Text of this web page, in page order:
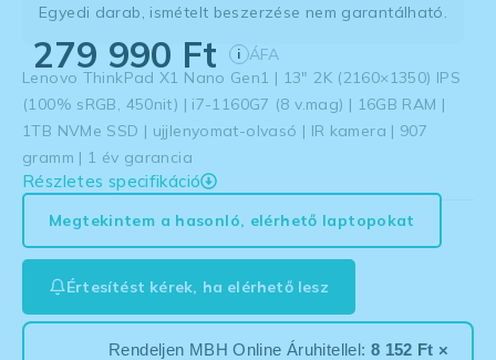
Egyedi darab, ismételt beszerzése nem garantálható.
279 990 Ft i ÁFA
Lenovo ThinkPad X1 Nano Gen1 | 13″ 2K (2160×1350) IPS
(100% sRGB, 450nit) | i7-1160G7 (8 v.mag) | 16GB RAM |
1TB NVMe SSD | ujjlenyomat-olvasó | IR kamera | 907
gramm | 1 év garancia
Részletes specifikáció
Megtekintem a hasonló, elérhető laptopokat
Értesítést kérek, ha elérhető lesz
Rendeljen MBH Online Áruhitellel: 8 152 Ft ×